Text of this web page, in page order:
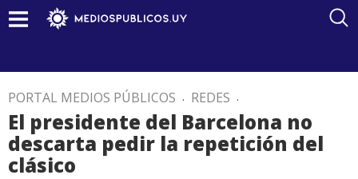
PORTAL MEDIOS PÚBLICOS . REDES .
El presidente del Barcelona no
descarta pedir la repetición del
clásico